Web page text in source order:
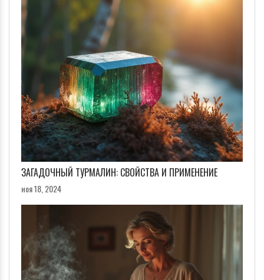
ЗАГАДОЧНЫЙ ТУРМАЛИН: СВОЙСТВА И ПРИМЕНЕНИЕ
ноя 18, 2024